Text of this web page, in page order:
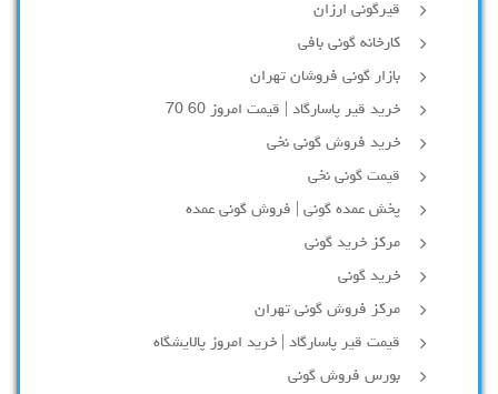
قیرگونی ارزان
کارخانه گونی بافی
بازار گونی فروشان تهران
خرید قیر پاسارگاد | قیمت امروز 60 70
خرید فروش گونی نخی
قیمت گونی نخی
پخش عمده گونی | فروش گونی عمده
مرکز خرید گونی
خرید گونی
مرکز فروش گونی تهران
قیمت قیر پاسارگاد | خرید امروز پالایشگاه
بورس فروش گونی